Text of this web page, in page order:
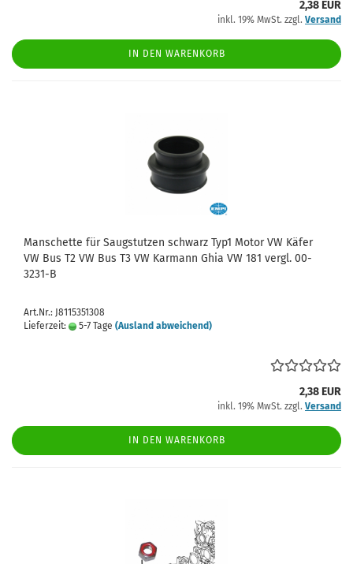
2,38 EUR
inkl. 19% MwSt. zzgl. Versand
IN DEN WARENKORB
Manschette für Saugstutzen schwarz Typ1 Motor VW Käfer
VW Bus T2 VW Bus T3 VW Karmann Ghia VW 181 vergl. 00-
3231-B
Art.Nr.: J8115351308
Lieferzeit:
5-7 Tage (Ausland abweichend)
2,38 EUR
inkl. 19% MwSt. zzgl. Versand
IN DEN WARENKORB